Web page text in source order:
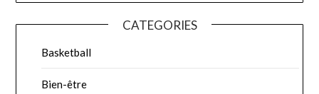
CATEGORIES
Basketball
Bien-être